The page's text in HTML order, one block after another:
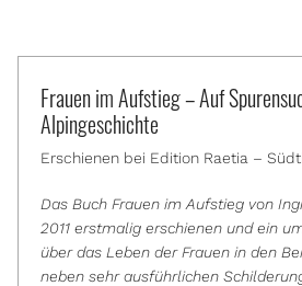
Frauen im Aufstieg – Auf
Alpingeschichte
Erschienen bei Edition Raetia –
Das Buch Frauen im Aufstieg von
2011 erstmalig erschienen und ein
über das Leben der Frauen in den
neben sehr ausführlichen